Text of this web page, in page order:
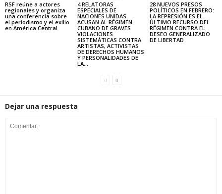
RSF reúne a actores
regionales y organiza
una conferencia sobre
el periodismo y el exilio
en América Central
4 RELATORAS
ESPECIALES DE
NACIONES UNIDAS
ACUSAN AL RÉGIMEN
CUBANO DE GRAVES
VIOLACIONES
SISTEMÁTICAS CONTRA
ARTISTAS, ACTIVISTAS
DE DERECHOS HUMANOS
Y PERSONALIDADES DE
LA...
28 NUEVOS PRESOS
POLÍTICOS EN FEBRERO:
LA REPRESIÓN ES EL
ÚLTIMO RECURSO DEL
RÉGIMEN CONTRA EL
DESEO GENERALIZADO
DE LIBERTAD
Dejar una respuesta